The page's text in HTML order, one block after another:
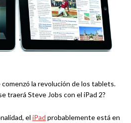
la revolución de los tablets.
traerá Steve Jobs con el iPad 2?
el iPad probablemente está en